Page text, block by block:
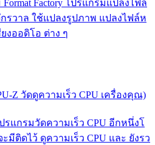
Factory โปรแกรมแปลงไฟล์
รวาล ใช้แปลงรูปภาพ แปลงไฟล์ห
งออดิโอ ต่าง ๆ
Z วัดดูความเร็ว CPU เครื่องคุณ)
รแกรมวัดความเร็ว CPU อีกหนึ่งโ
ติดไว้ ดูความเร็ว CPU และ ยังรว